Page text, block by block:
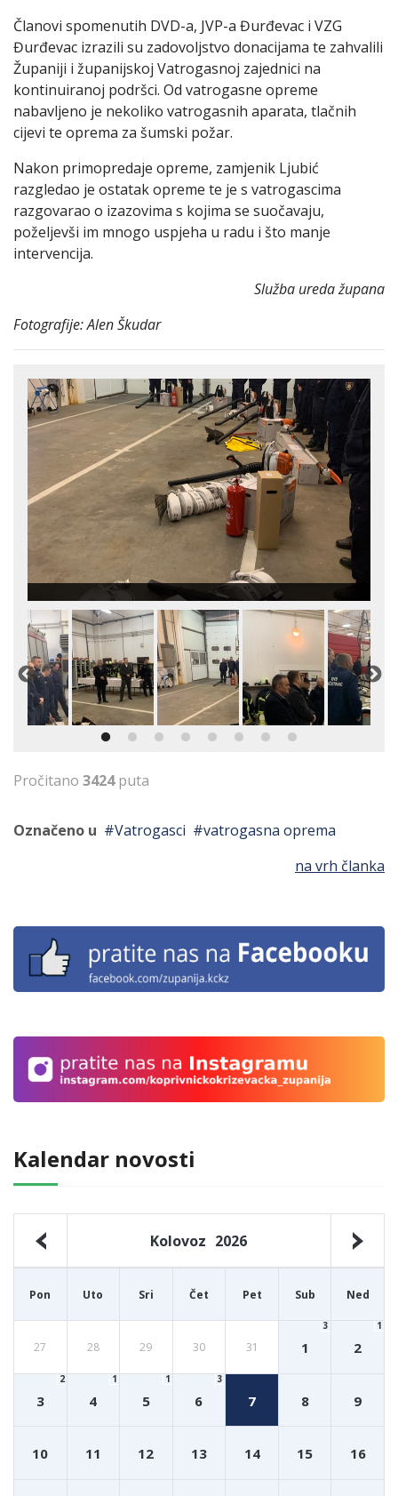
Kalendar novosti
Kolovoz 2026
Pon Uto Sri Čet Pet Sub Ned
27 28 29 30 31 1
3
2
1
3
2
4
1
5
1
6
3
7 8 9
10 11 12 13 14 15 16
Članovi spomenutih DVD-a, JVP-a Đurđevac i VZG
Đurđevac izrazili su zadovoljstvo donacijama te zahvalili
Županiji i županijskoj Vatrogasnoj zajednici na
kontinuiranoj podršci. Od vatrogasne opreme
nabavljeno je nekoliko vatrogasnih aparata, tlačnih
cijevi te oprema za šumski požar.
Nakon primopredaje opreme, zamjenik Ljubić
razgledao je ostatak opreme te je s vatrogascima
razgovarao o izazovima s kojima se suočavaju,
poželjevši im mnogo uspjeha u radu i što manje
intervencija.
Služba ureda župana
Fotografije: Alen Škudar
Pročitano 3424puta
Označeno u Vatrogasci
vatrogasna oprema
na vrh članka